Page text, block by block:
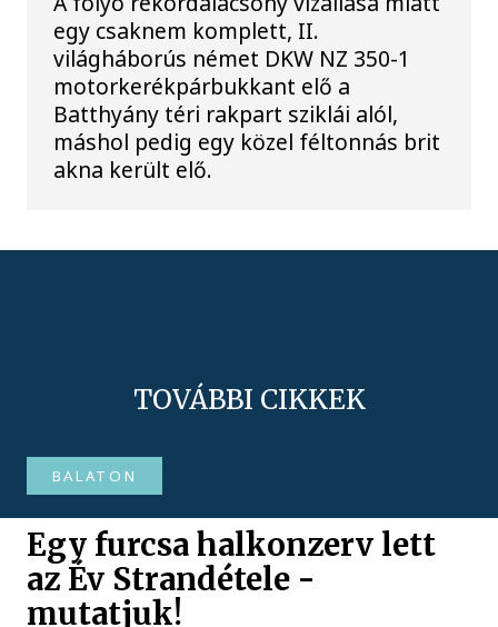
egy csaknem komplett, II.
világháborús német DKW NZ 350-1
motorkerékpárbukkant elő a
Batthyány téri rakpart sziklái alól,
máshol pedig egy közel féltonnás brit
akna került elő.
TOVÁBBI CIKKEK
BALATON
Egy furcsa halkonzerv lett
az Év Strandétele -
mutatjuk!